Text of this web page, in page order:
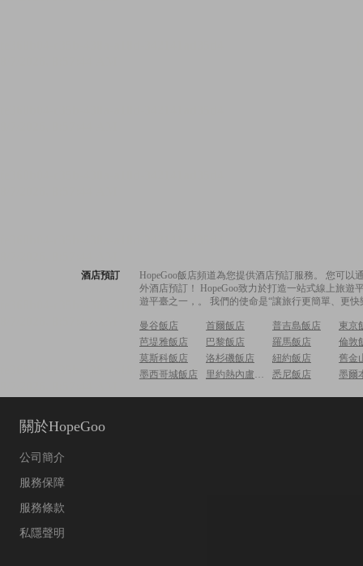
酒店預訂
HopeGoo飯店頻道為您提供酒店預訂服務。 您可
外酒店預訂！ HopeGoo致力於打造一站式線上旅
遊平臺之一，。 我們的使命是“讓旅行更簡單、更
曼谷飯店 首爾飯店 普吉島飯店
東京
芭堤雅飯店
巴黎飯店 羅馬飯店
倫敦
莫斯科飯店
洛杉磯飯店 紐約飯店
舊金
墨西哥城飯店
里約熱內盧飯店 悉尼飯店 墨爾
關於HopeGoo
公司簡介
服務保障
服務條款
私隱聲明